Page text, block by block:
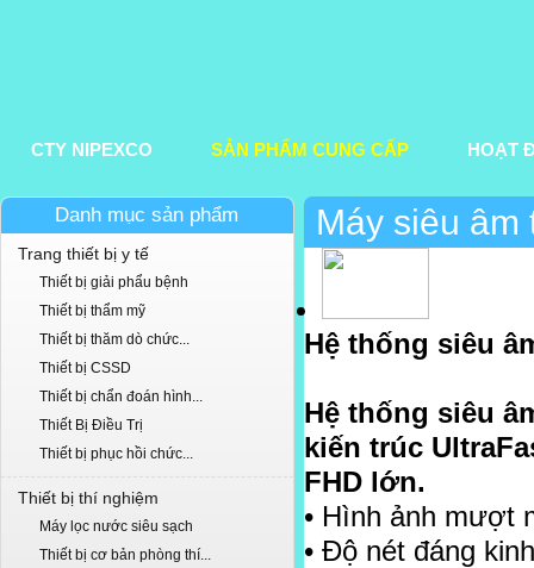
CTY NIPEXCO SẢN PHẨM CUNG CẤP HOẠT
Danh mục sản phẩm
Trang thiết bị y tế
Thiết bị giải phẩu bệnh
Thiết bị thẩm mỹ
Thiết bị thăm dò chức...
Thiết bị CSSD
Thiết bị chẩn đoán hình...
Thiết Bị Điều Trị
Thiết bị phục hồi chức...
Thiết bị thí nghiệm
Máy lọc nước siêu sạch
Thiết bị cơ bản phòng thí...
Máy siêu âm
Hệ thống siêu
Hệ thống siêu
kiến trúc
FHD lớn.
• Hình ảnh mượt
• Độ nét đáng